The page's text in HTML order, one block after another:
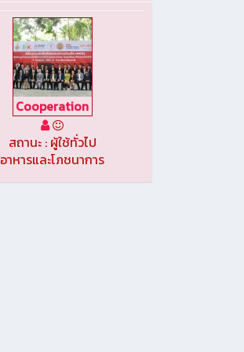
Cooperation
สถานะ : ผู้ใช้ทั่วไป
อาหารและโภชนาการ